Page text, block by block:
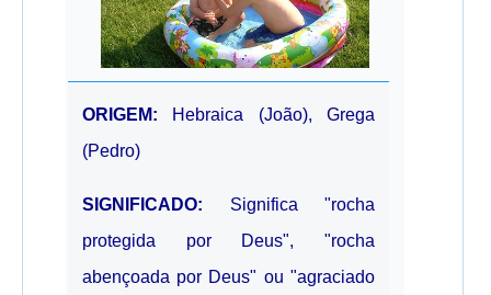
ORIGEM: Hebraica (João), Grega
(Pedro)
SIGNIFICADO: Significa "rocha
protegida por Deus", "rocha
abençoada por Deus" ou "agraciado